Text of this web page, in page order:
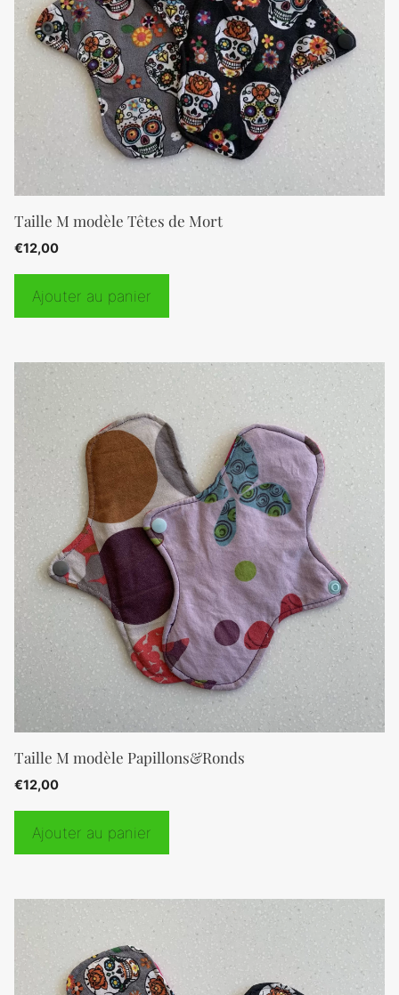
Taille M modèle Têtes de Mort
€12,00
Ajouter au panier
Taille M modèle Papillons&Ronds
€12,00
Ajouter au panier